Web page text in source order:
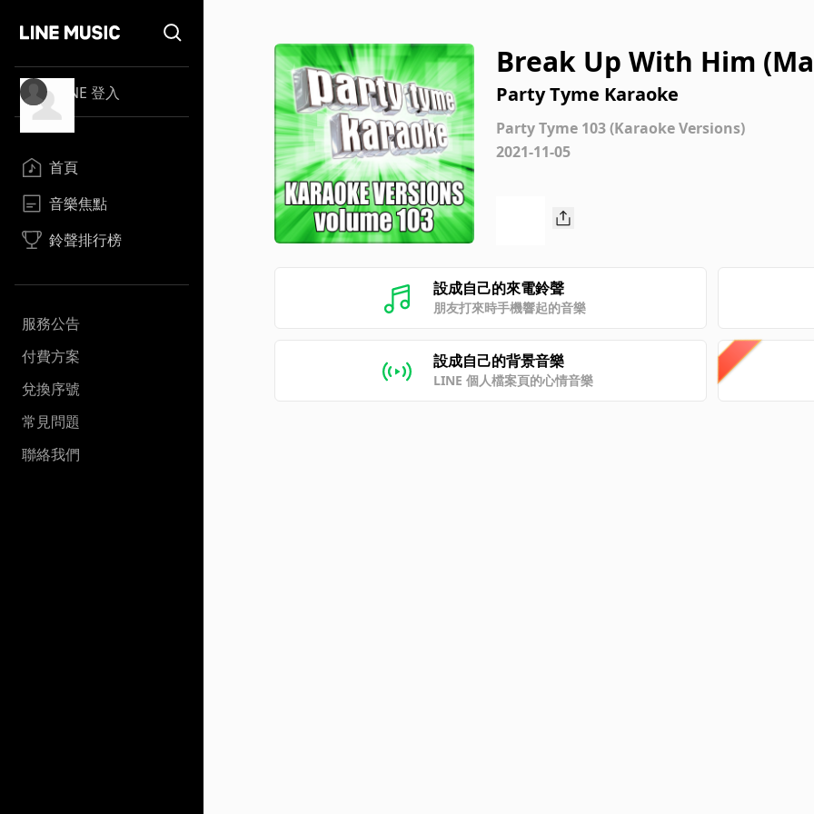
LINE 登入
首頁
音樂焦點
鈴聲排行榜
服務公告
付費方案
兌換序號
常見問題
聯絡我們
Break Up With Him
nion) [Karaoke Version]
Party Tyme Karaoke
Party Tyme 103 (Karaoke Versions)
2021-11-05
設成自己的來電鈴聲
朋友打來時手機響起的音樂
設成自己的背景音樂
LINE 個人檔案頁的心情音樂